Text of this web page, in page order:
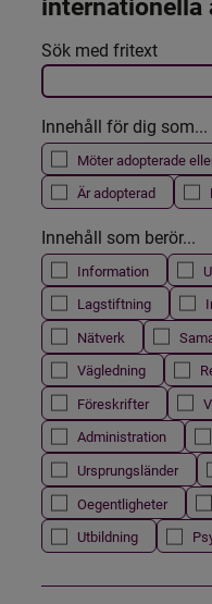
internationella
Filtrera resultatet
Det här formuläret
Sök med fritext
Innehåll för dig som...
Möter adopterade
Är adopterad
Innehåll som berör...
Information
Lagstiftning
Nätverk
Vägledning
Föreskrifter
Administration
Ursprungsländer
Oegentligheter
Utbildning